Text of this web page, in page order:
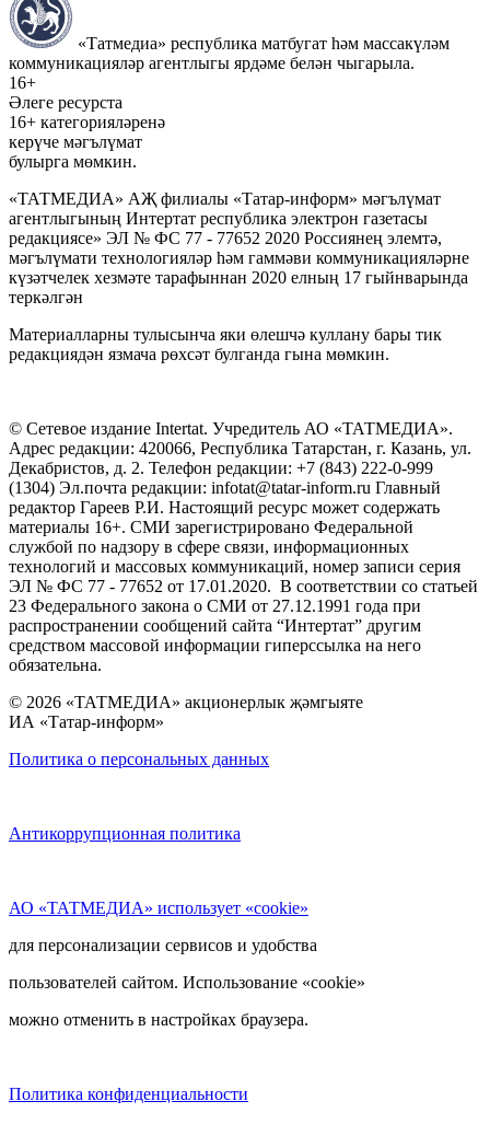
«Татмедиа» республика матбугат һәм массакүләм
коммуникацияләр агентлыгы ярдәме белән чыгарыла.
16+
Әлеге ресурста
16+ категорияләренә
керүче мәгълүмат
булырга мөмкин.
«ТАТМЕДИА» АҖ филиалы «Татар-информ» мәгълүмат
агентлыгының Интертат республика электрон газетасы
редакциясе» ЭЛ № ФС 77 - 77652 2020 Россиянең элемтә,
мәгълүмати технологияләр һәм гаммәви коммуникацияләрне
күзәтчелек хезмәте тарафыннан 2020 елның 17 гыйнварында
теркәлгән
Материалларны тулысынча яки өлешчә куллану бары тик
редакциядән язмача рөхсәт булганда гына мөмкин.
© Сетевое издание Intertat. Учредитель АО «ТАТМЕДИА».
Адрес редакции: 420066, Республика Татарстан, г. Казань, ул.
Декабристов, д. 2. Телефон редакции: +7 (843) 222-0-999
(1304) Эл.почта редакции: infotat@tatar-inform.ru Главный
редактор Гареев Р.И. Настоящий ресурс может содержать
материалы 16+. СМИ зарегистрировано Федеральной
службой по надзору в сфере связи, информационных
технологий и массовых коммуникаций, номер записи серия
ЭЛ № ФС 77 - 77652 от 17.01.2020. В соответствии со статьей
23 Федерального закона о СМИ от 27.12.1991 года при
распространении сообщений сайта “Интертат” другим
средством массовой информации гиперссылка на него
обязательна.
© 2026 «ТАТМЕДИА» акционерлык җәмгыяте
ИА «Татар-информ»
Политика о персональных данных
Антикоррупционная политика
АО «ТАТМЕДИА» использует «cookie»
для персонализации сервисов и удобства
пользователей сайтом. Использование «cookie»
можно отменить в настройках браузера.
Политика конфиденциальности